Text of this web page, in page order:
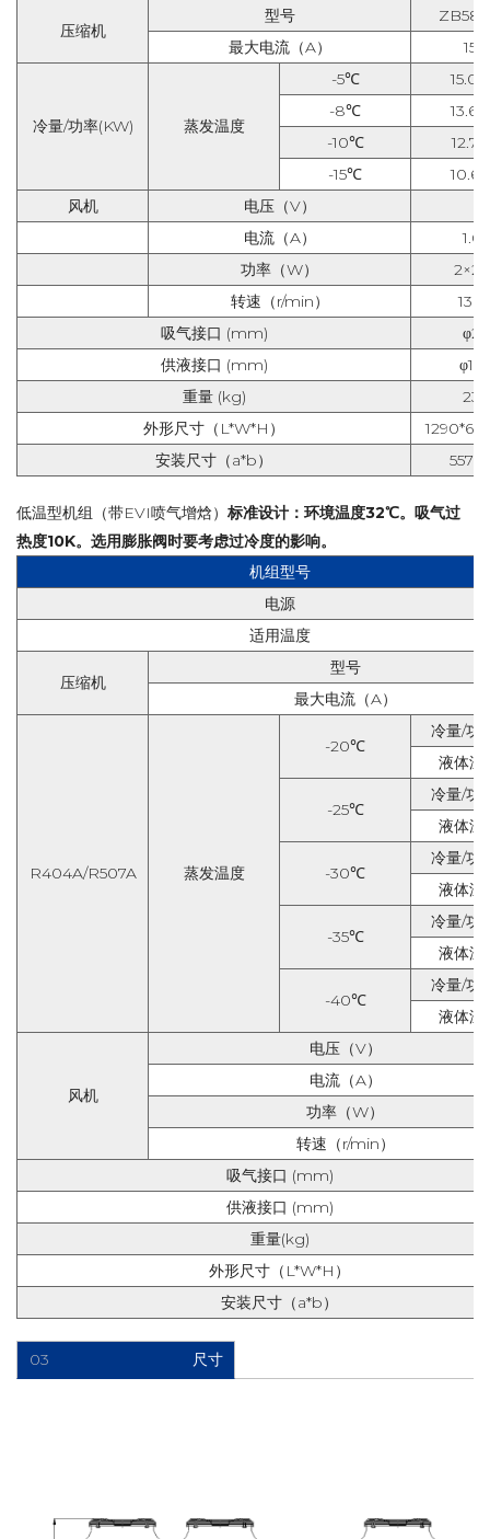
压缩机
型号
最大电流（A） 15.9
冷量/功率(KW) 蒸发温度
-5℃
15.0/
-8℃
13.6/
-10℃
12.7/
-15℃
10.6/
风机
电压（V）
电流（A）
1.02
功率（W） 2×
转速（r/min）
吸气接口 (mm) φ28
供液接口 (mm) φ
重量 (kg)
230
外形尺寸（ L*W*H ）
安装尺寸（a*b）
低温型机组（带EVI喷气增焓） 标准设计：环境温度32℃。吸气过
热度10K。选用膨胀阀时要考虑过冷度的影响。
机组型号
电源
适用温度
压缩机
型号
最大电流（A）
R404A/R507A 蒸发温度
-20℃
冷量/功
液体温
-25℃
冷量/功
液体温
-30℃
冷量/功
液体温
-35℃
冷量/功
液体温
-40℃
冷量/功
液体温
风机
电压（V）
电流（A）
功率（W）
转速（r/min）
吸气接口 (mm)
供液接口 (mm)
重量(kg)
外形尺寸（ L*W*H ）
安装尺寸（a*b）
03 尺寸